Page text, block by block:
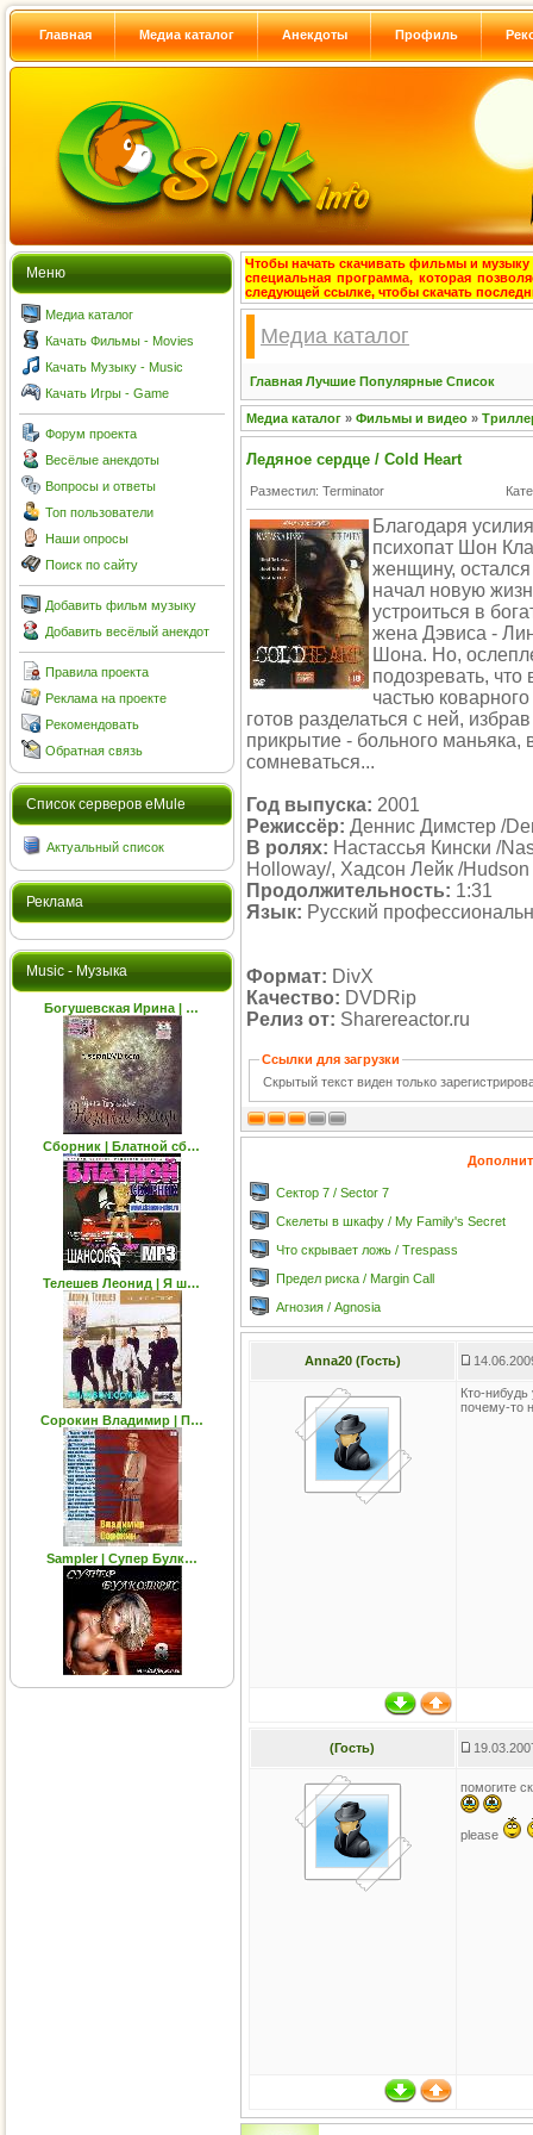
Главная Медиа каталог Анекдоты Профиль
Меню
Медиа каталог
Качать Фильмы - Movies
Качать Музыку - Music
Качать Игры - Game
Форум проекта
Весёлые анекдоты
Вопросы и ответы
Топ пользователи
Наши опросы
Поиск по сайту
Добавить фильм музыку
Добавить весёлый анекдот
Правила проекта
Реклама на проекте
Рекомендовать
Обратная связь
Cписок серверов eMule
Актуальный список
Реклама
Music - Музыка
Богушевская Ирина | …
Сборник | Блатной сб…
Телешев Леонид | Я ш…
Сорокин Владимир | П…
Sampler | Cупер Булк…
Чтобы начать скачивать фильмы и музыку
специальная программа, которая
следующей ссылке, чтобы скачать
Медиа каталог
Главная Лучшие Популярные Список
Медиа каталог » Фильмы и видео »
Ледяное сердце / Cold Heart
Разместил: Terminator
Благодаря
психопат Шон
женщину, остался
начал новую
устроиться в
жена Дэвиса -
Шона. Но,
подозревать,
частью
готов разделаться с ней,
прикрытие - больного маньяка,
сомневаться...
Год выпуска: 2001
Режиссёр: Деннис Димстер /
В ролях: Настассья Кински /
Holloway/, Хадсон Лейк /
Продолжительность: 1:31
Язык: Русский
Формат: DivX
Качество: DVDRip
Релиз от: Sharereactor.ru
Ссылки для загрузки
Скрытый текст виден только
Сектор 7 / Sector 7
Скелеты в шкафу / My Family's Secret
Что скрывает ложь / Trespass
Предел риска / Margin Call
Агнозия / Agnosia
Anna20 (Гость)
Кто-
почему-то
(Гость)
помогите
please